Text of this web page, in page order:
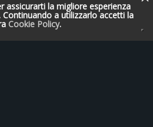
assicurarti la migliore esperienza
a utilizzarlo accetti la
Cookie Policy.